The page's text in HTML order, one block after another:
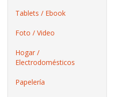
Tablets / Ebook
Foto / Video
Hogar /
Electrodomésticos
Papelería